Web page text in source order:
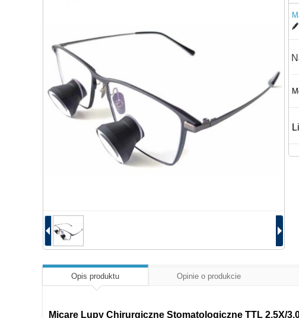
Opis produktu Opinie o produkcie
Micare Lupy Chirurgiczne Stomatologiczne TTL 2.5X/